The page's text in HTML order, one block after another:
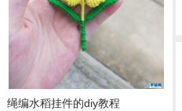
绳编水稻挂件的diy教程